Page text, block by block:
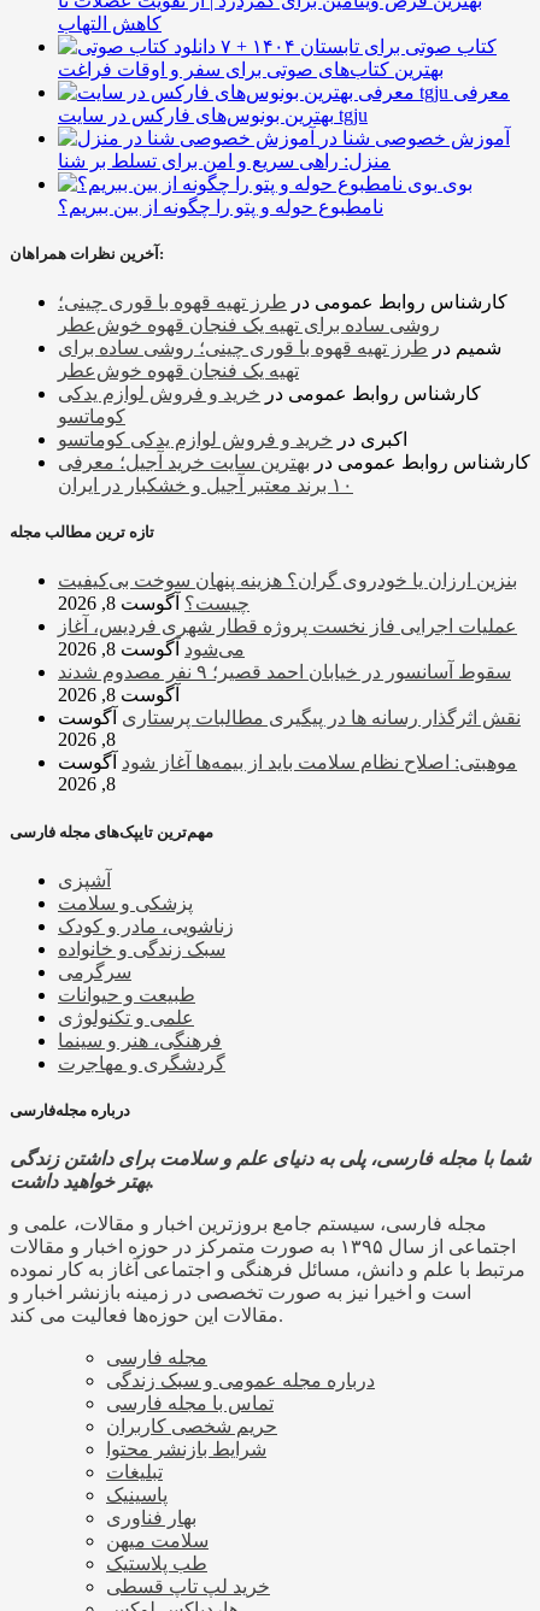
کاهش التهاب
۷ کتاب صوتی برای تابستان ۱۴۰۴ +
بهترین کتاب‌های صوتی برای سفر و اوقات فراغت
معرفی
بهترین بونوس‌های فارکس در سایت tgju
آموزش خصوصی شنا در
منزل: راهی سریع و امن برای تسلط بر شنا
بوی
نامطبوع حوله و پتو را چگونه از بین ببریم؟
آخرین نظرات همراهان:
کارشناس روابط عمومی در طرز تهیه قهوه با قوری چینی؛
روشی ساده برای تهیه یک فنجان قهوه خوش‌عطر
شمیم در طرز تهیه قهوه با قوری چینی؛ روشی ساده برای
تهیه یک فنجان قهوه خوش‌عطر
کارشناس روابط عمومی در خرید و فروش لوازم یدکی
کوماتسو
اکبری در خرید و فروش لوازم یدکی کوماتسو
کارشناس روابط عمومی در بهترین سایت خرید آجیل؛ معرفی
۱۰ برند معتبر آجیل و خشکبار در ایران
تازه ترین مطالب مجله
بنزین ارزان یا خودروی گران؟ هزینه پنهان سوخت بی‌کیفیت
چیست؟ آگوست 8, 2026
عملیات اجرایی فاز نخست پروژه قطار شهری فردیس، آغاز
می‌شود آگوست 8, 2026
سقوط آسانسور در خیابان احمد قصیر؛ ۹ نفر مصدوم شدند
آگوست 8, 2026
نقش اثرگذار رسانه ها در پیگیری مطالبات پرستاری آگوست
8, 2026
موهبتی: اصلاح نظام سلامت باید از بیمه‌ها آغاز شود آگوست
8, 2026
مهم‌ترین تایپک‌های مجله فارسی
آشپزی
پزشکی و سلامت
زناشویی، مادر و کودک
سبک زندگی و خانواده
سرگرمی
طبیعت و حیوانات
علمی و تکنولوژی
فرهنگی، هنر و سینما
گردشگری و مهاجرت
درباره مجله‌فارسی
شما با مجله فارسی، پلی به دنیای علم و سلامت برای داشتن زندگی
بهتر خواهید داشت.
مجله فارسی، سیستم جامع بروزترین اخبار و مقالات، علمی و
اجتماعی از سال ۱۳۹۵ به صورت متمرکز در حوزه اخبار و مقالات
مرتبط با علم و دانش، مسائل فرهنگی و اجتماعی آغاز به کار نموده
است و اخیرا نیز به صورت تخصصی در زمینه بازنشر اخبار و
مقالات این حوزه‌ها فعالیت می کند.
مجله فارسی
درباره مجله عمومی و سبک زندگی
تماس با مجله فارسی
حریم شخصی کاربران
شرایط بازنشر محتوا
تبلیغات
پاسینیک
بهار فناوری
سلامت میهن
طب پلاستیک
خرید لپ تاپ قسطی